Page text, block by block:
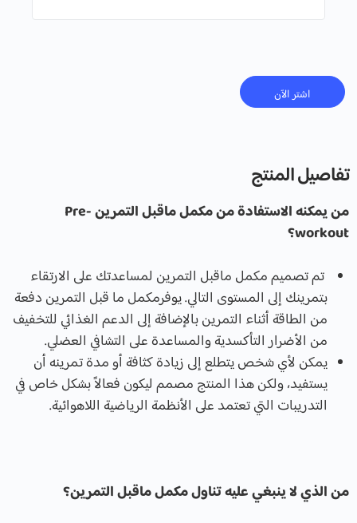
اشتر الآن
Alternative:
تفاصيل المنتج
من يمكنه الاستفادة من مكمل ماقبل التمرين Pre-
workout؟
تم تصميم مكمل ماقبل التمرين لمساعدتك على الارتقاء
بتمرينك إلى المستوى التالي. يوفرمكمل ما قبل التمرين دفعة
من الطاقة أثناء التمرين بالإضافة إلى الدعم الغذائي للتخفيف
من الأضرار التأكسدية والمساعدة على التشافي العضلي.
يمكن لأي شخص يتطلع إلى زيادة كثافة أو مدة تمرينه أن
يستفيد، ولكن هذا المنتج مصمم ليكون فعالاً بشكل خاص في
التدريبات التي تعتمد على الأنظمة الرياضية اللاهوائية.
من الذي لا ينبغي عليه تناول مكمل ماقبل التمرين؟